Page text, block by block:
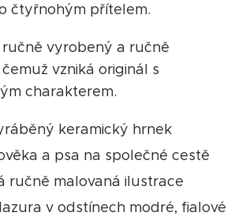
čtyřnohým přítelem.
vyrobený a ručně
vzniká originál s
charakterem.
keramický hrnek
a psa na společné cestě
ručně malovaná ilustrace
v odstínech modré, fialové